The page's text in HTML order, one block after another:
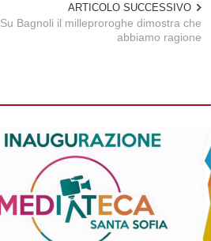
ARTICOLO SUCCESSIVO
Su Bagnoli il milleproroghe dimostra che
abbiamo ragione